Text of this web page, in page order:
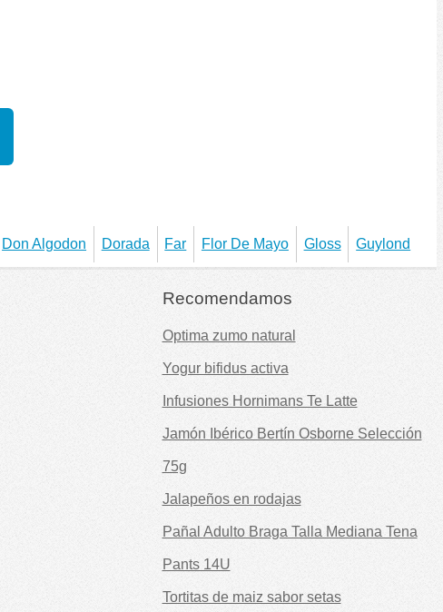
Don Algodon Dorada Far Flor De Mayo Gloss Guylond
Recomendamos
Optima zumo natural
Yogur bifidus activa
Infusiones Hornimans Te Latte
Jamón Ibérico Bertín Osborne Selección
75g
Jalapeños en rodajas
Pañal Adulto Braga Talla Mediana Tena
Pants 14U
Tortitas de maiz sabor setas